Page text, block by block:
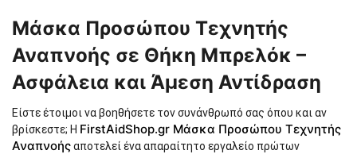
Μάσκα Προσώπου Τεχνητής
Αναπνοής σε Θήκη Μπρελόκ –
Ασφάλεια και Άμεση Αντίδραση
Είστε έτοιμοι να βοηθήσετε τον συνάνθρωπό σας όπου και αν
βρίσκεστε; Η FirstAidShop.gr Μάσκα Προσώπου Τεχνητής
Αναπνοήςαποτελεί ένα απαραίτητο εργαλείο πρώτων